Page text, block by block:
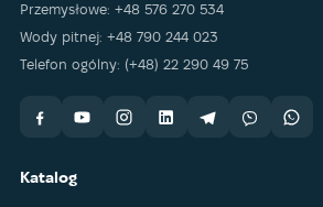
Przemysłowe: +48 576 270 534
Wody pitnej: +48 790 244 023
Telefon ogólny: (+48) 22 290 49 75
Katalog